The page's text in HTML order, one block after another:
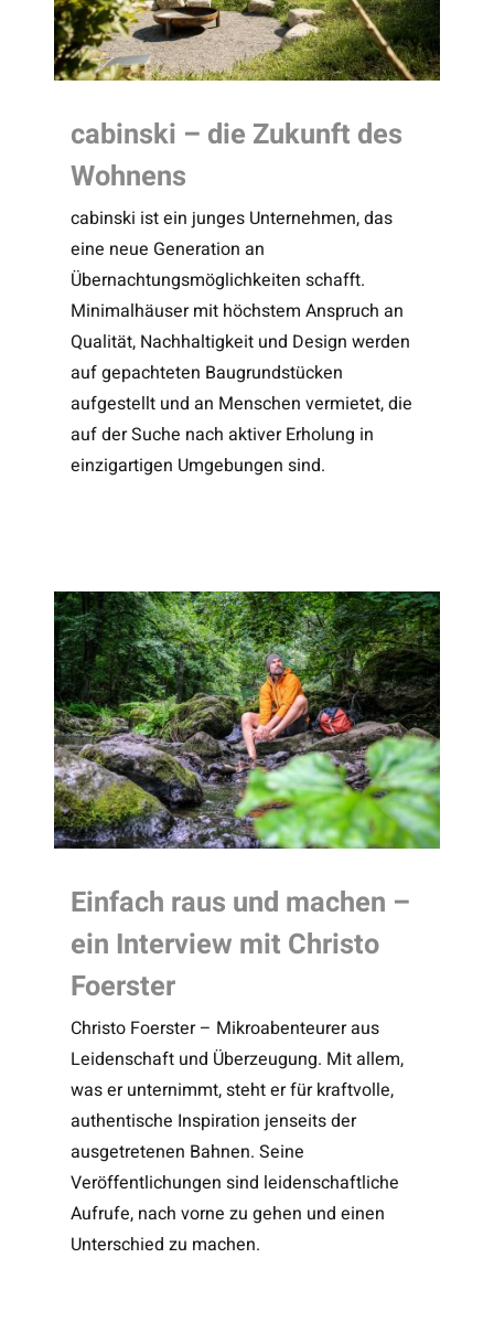
cabinski – die Zukunft des
Wohnens
cabinski ist ein junges Unternehmen, das
eine neue Generation an
Übernachtungsmöglichkeiten schafft.
Minimalhäuser mit höchstem Anspruch an
Qualität, Nachhaltigkeit und Design werden
auf gepachteten Baugrundstücken
aufgestellt und an Menschen vermietet, die
auf der Suche nach aktiver Erholung in
einzigartigen Umgebungen sind.
Einfach raus und machen –
ein Interview mit Christo
Foerster
Christo Foerster – Mikroabenteurer aus
Leidenschaft und Überzeugung. Mit allem,
was er unternimmt, steht er für kraftvolle,
authentische Inspiration jenseits der
ausgetretenen Bahnen. Seine
Veröffentlichungen sind leidenschaftliche
Aufrufe, nach vorne zu gehen und einen
Unterschied zu machen.